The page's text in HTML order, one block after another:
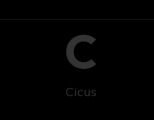
donde se abrió una
del mismo, el cual
Cicus